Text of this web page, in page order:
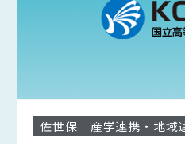
佐世保 産学連携・地域